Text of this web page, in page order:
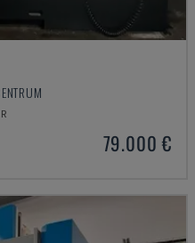
79.000 €